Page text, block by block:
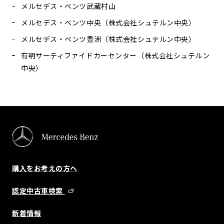
メルセデス・ベンツ武蔵村山
メルセデス・ベンツ中央（株式会社シュテルン中央）
メルセデス・ベンツ豊洲（株式会社シュテルン中央）
有明サーティファイドカーセンター（株式会社シュテルン
中央）
購入をお考えの方へ
認定中古車検索
新着情報